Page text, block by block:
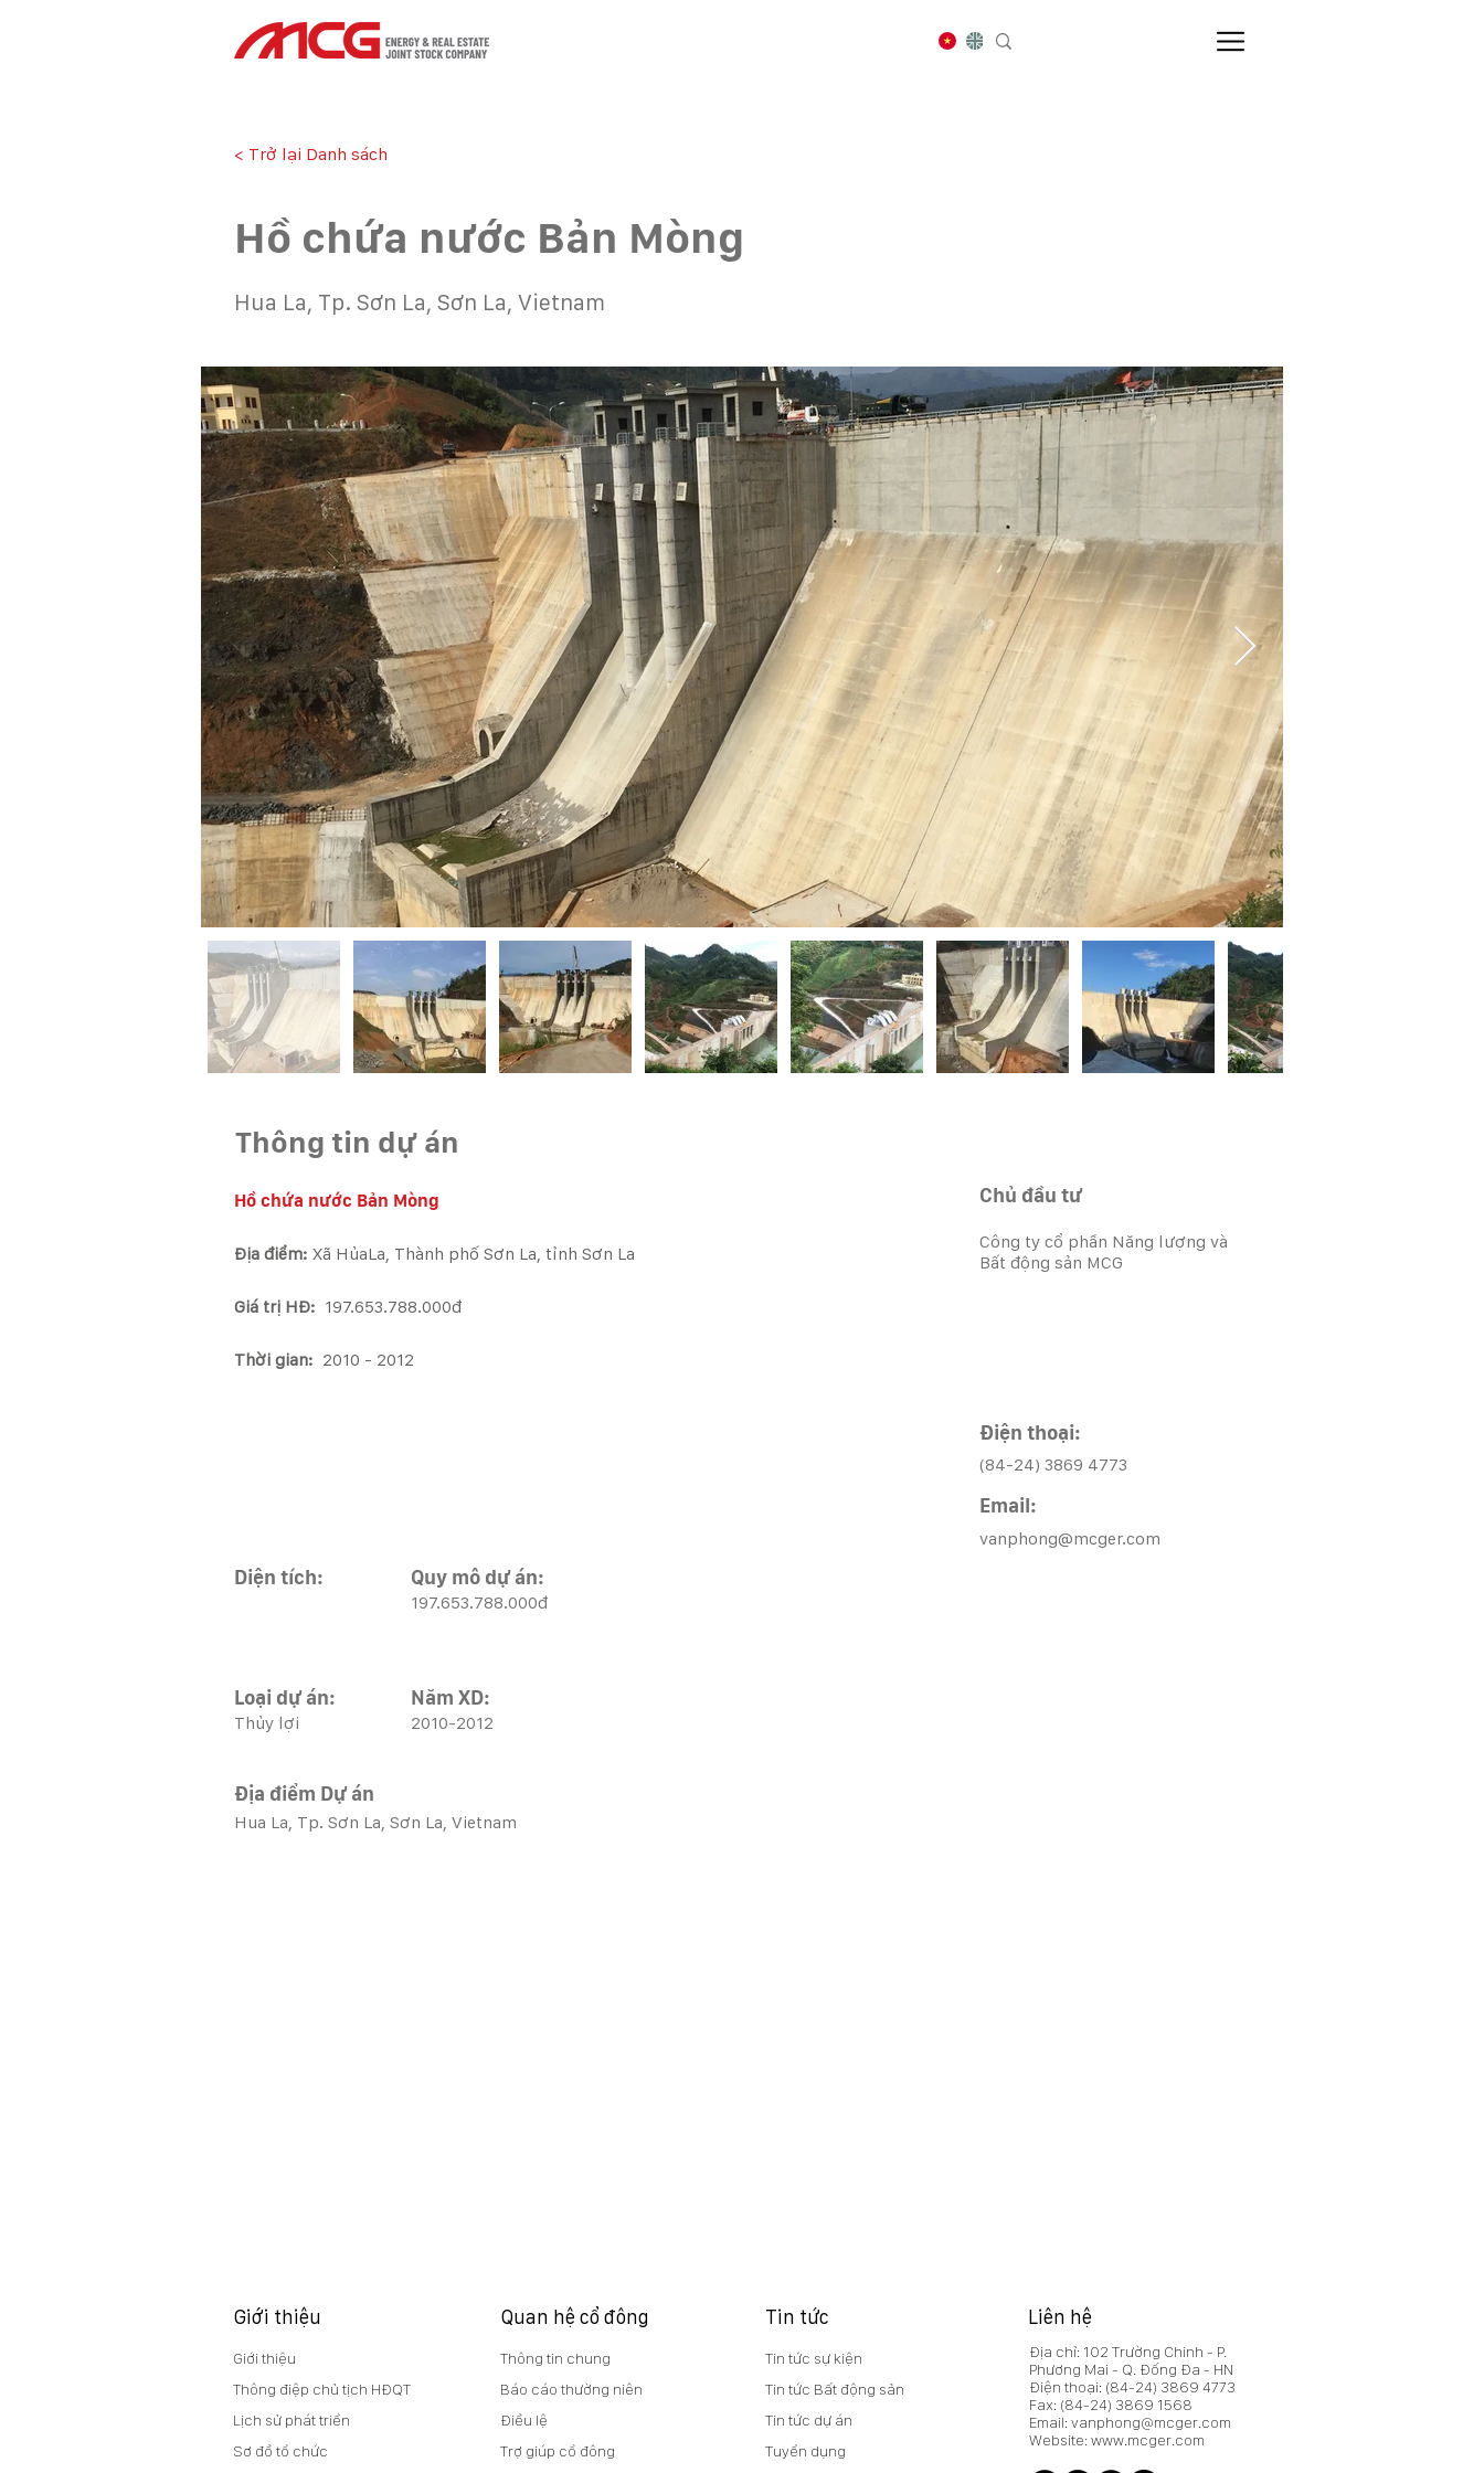
< Trở lại Danh sách
Hồ chứa nước Bản Mòng
Hua La, Tp. Sơn La, Sơn La, Vietnam
Thông tin dự án
Hồ chứa nước Bản Mòng
Địa điểm: Xã HủaLa, Thành phố Sơn La, tỉnh Sơn La
Giá trị HĐ:
Thời gian:
Chủ đầu tư
Công ty cổ phần Năng lượng và
Bất động sản MCG
Điện thoại:
(84-24) 3869 4773
Email:
vanphong@mcger.com
Diện tích: Quy mô dự án:
197.653.788.000đ
Loại dự án:
Thủy lợi
Năm XD:
2010-2012
Địa điểm Dự án
Hua La, Tp. Sơn La, Sơn La, Vietnam
Giới thiệu
Giới thiệu
Thông điệp chủ tịch HĐQT
Lịch sử phát triển
Sơ đồ tổ chức
Quan hệ cổ đông
Thông tin chung
Báo cáo thường niên
Điều lệ
Trợ giúp cổ đông
Tin tức
Tin tức sự kiện
Tin tức Bất động sản
Tin tức dự án
Tuyển dụng
Liên hệ
Địa chỉ: 102 Trường Chinh - P.
Phương Mai - Q. Đống Đa - HN
Điện thoại: (84-24) 3869 4773
Fax: (84-24) 3869 1568
Email: vanphong@mcger.com
Website: www.mcger.com